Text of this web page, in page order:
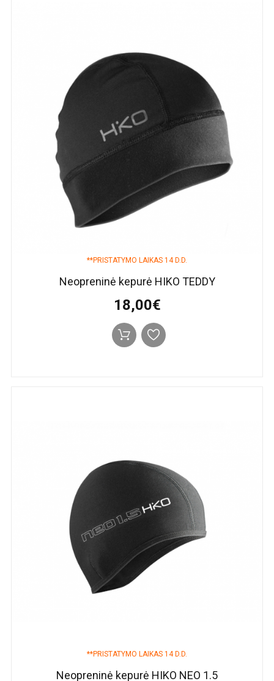
**PRISTATYMO LAIKAS 14 D.D.
Neopreninė kepurė HIKO TEDDY
18,00€
**PRISTATYMO LAIKAS 14 D.D.
Neopreninė kepurė HIKO NEO 1.5